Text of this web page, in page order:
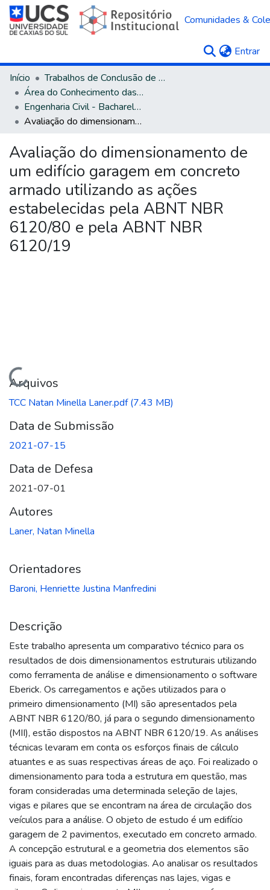
Comunidades &
Entrar
Início
Trabalhos de Conclusão de Curso
Área do Conhecimento das Engenharias
Engenharia Civil - Bacharelado
Avaliação do dimensionamento de um edifício garagem em concreto armado utilizando as ações estabelecidas pela ABNT NBR 6120/80 e pela ABNT NBR 6120/19
Avaliação do dimensionamento de
um edifício garagem em concreto
armado utilizando as ações
estabelecidas pela ABNT NBR
6120/80 e pela ABNT NBR
6120/19
Carregando...
Arquivos
TCC Natan Minella Laner.pdf(7.43 MB)
Data de Submissão
2021-07-15
Data de Defesa
2021-07-01
Autores
Laner, Natan Minella
Orientadores
Baroni, Henriette Justina Manfredini
Descrição
Este trabalho apresenta um comparativo técnico para os
resultados de dois dimensionamentos estruturais utilizando
como ferramenta de análise e dimensionamento o software
Eberick. Os carregamentos e ações utilizados para o
primeiro dimensionamento (MI) são apresentados pela
ABNT NBR 6120/80, já para o segundo dimensionamento
(MII), estão dispostos na ABNT NBR 6120/19. As análises
técnicas levaram em conta os esforços finais de cálculo
atuantes e as suas respectivas áreas de aço. Foi realizado o
dimensionamento para toda a estrutura em questão, mas
foram consideradas uma determinada seleção de lajes,
vigas e pilares que se encontram na área de circulação dos
veículos para a análise. O objeto de estudo é um edifício
garagem de 2 pavimentos, executado em concreto armado.
A concepção estrutural e a geometria dos elementos são
iguais para as duas metodologias. Ao analisar os resultados
finais, foram encontradas diferenças nas lajes, vigas e